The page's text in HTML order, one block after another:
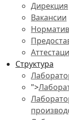
Дирекция
Вакансии
Структура
">